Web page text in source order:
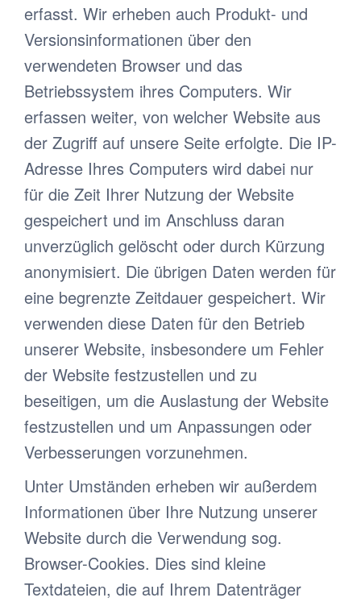
erfasst. Wir erheben auch Produkt- und
Versionsinformationen über den
verwendeten Browser und das
Betriebssystem ihres Computers. Wir
erfassen weiter, von welcher Website aus
der Zugriff auf unsere Seite erfolgte. Die IP-
Adresse Ihres Computers wird dabei nur
für die Zeit Ihrer Nutzung der Website
gespeichert und im Anschluss daran
unverzüglich gelöscht oder durch Kürzung
anonymisiert. Die übrigen Daten werden für
eine begrenzte Zeitdauer gespeichert. Wir
verwenden diese Daten für den Betrieb
unserer Website, insbesondere um Fehler
der Website festzustellen und zu
beseitigen, um die Auslastung der Website
festzustellen und um Anpassungen oder
Verbesserungen vorzunehmen.
Unter Umständen erheben wir außerdem
Informationen über Ihre Nutzung unserer
Website durch die Verwendung sog.
Browser-Cookies. Dies sind kleine
Textdateien, die auf Ihrem Datenträger